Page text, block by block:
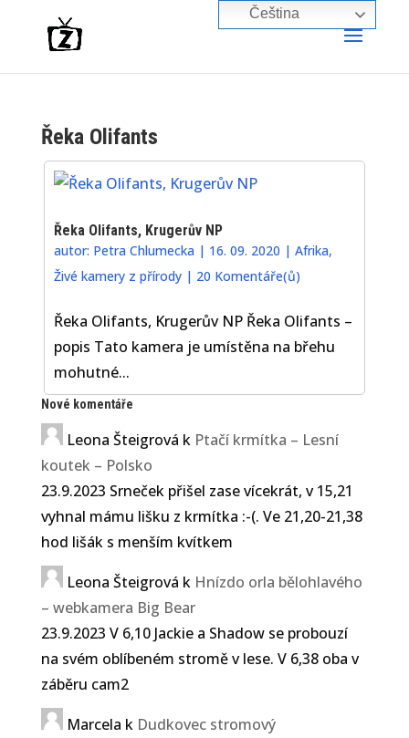
Řeka Olifants
Řeka Olifants, Krugerův NP
autor: Petra Chlumecka | 16. 09. 2020 |Afrika,
Živé kamery z přírody | 20 Komentáře(ů)
Řeka Olifants, Krugerův NP Řeka Olifants –
popis Tato kamera je umístěna na břehu
mohutné...
Nové komentáře
Leona Šteigrová k Ptačí krmítka – Lesní
koutek – Polsko
23.9.2023 Srneček přišel zase vícekrát, v 15,21
vyhnal mámu lišku z krmítka :-(. Ve 21,20-21,38
hod lišák s menším kvítkem
Leona Šteigrová k Hnízdo orla bělohlavého
– webkamera Big Bear
23.9.2023 V 6,10 Jackie a Shadow se probouzí
na svém oblíbeném stromě v lese. V 6,38 oba v
záběru cam2
Marcela k Dudkovec stromový
Čeština‎